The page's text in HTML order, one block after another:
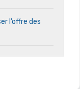
l’offre des